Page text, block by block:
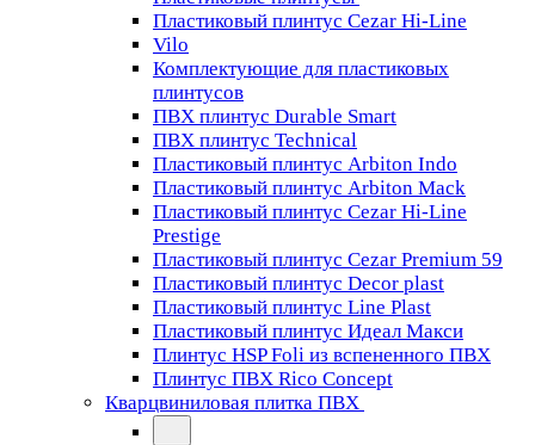
Пластиковый плинтус Cezar Hi-Line
Vilo
Комплектующие для пластиковых
плинтусов
ПВХ плинтус Durable Smart
ПВХ плинтус Technical
Пластиковый плинтус Arbiton Indo
Пластиковый плинтус Arbiton Mack
Пластиковый плинтус Cezar Hi-Line
Prestige
Пластиковый плинтус Cezar Premium 59
Пластиковый плинтус Decor plast
Пластиковый плинтус Line Plast
Пластиковый плинтус Идеал Макси
Плинтус HSP Foli из вспененного ПВХ
Плинтус ПВХ Rico Concept
Кварцвиниловая плитка ПВХ